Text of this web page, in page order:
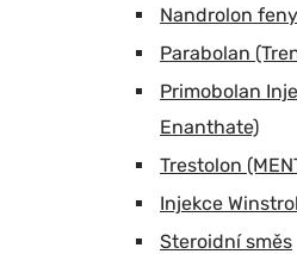
Nandrolon
Parabolan
Primobolan
Enanthate)
Trestolon
Injekce
Steroidní směs